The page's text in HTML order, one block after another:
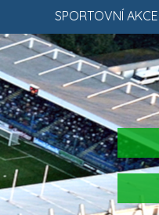
SPORTOVNÍ AKCE